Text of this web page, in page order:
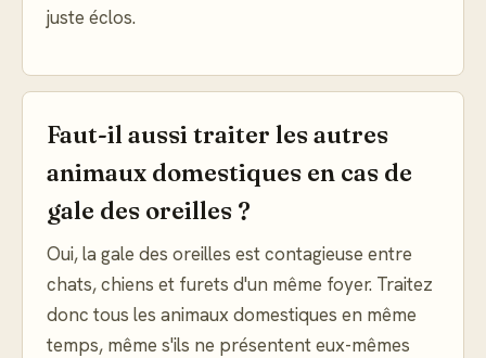
juste éclos.
Faut-il aussi traiter les autres
animaux domestiques en cas de
gale des oreilles ?
Oui, la gale des oreilles est contagieuse entre
chats, chiens et furets d'un même foyer. Traitez
donc tous les animaux domestiques en même
temps, même s'ils ne présentent eux-mêmes